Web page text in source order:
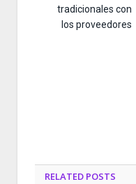
tradicionales con
los proveedores
RELATED POSTS